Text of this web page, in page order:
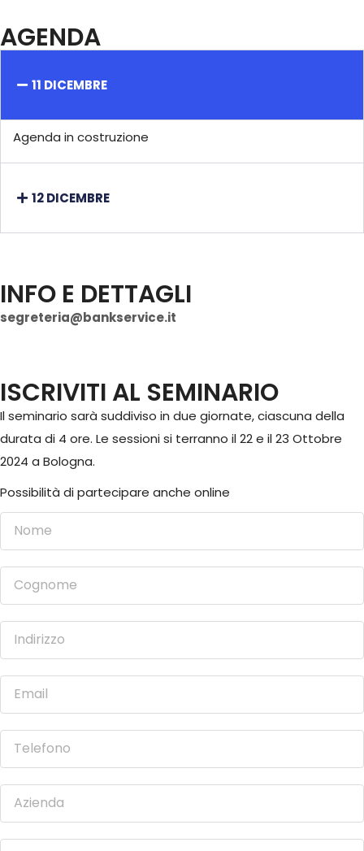
AGENDA
11 DICEMBRE
Agenda in costruzione
12 DICEMBRE
INFO E DETTAGLI
segreteria@bankservice.it
ISCRIVITI AL SEMINARIO
Il seminario sarà suddiviso in due giornate, ciascuna della
durata di 4 ore. Le sessioni si terranno il 22 e il 23 Ottobre
2024 a Bologna.
Possibilità di partecipare anche online